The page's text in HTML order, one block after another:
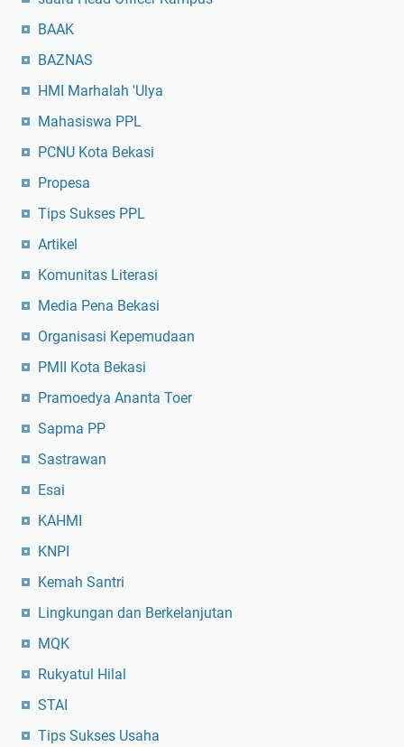
BAAK
BAZNAS
HMI Marhalah 'Ulya
Mahasiswa PPL
PCNU Kota Bekasi
Propesa
Tips Sukses PPL
Artikel
Komunitas Literasi
Media Pena Bekasi
Organisasi Kepemudaan
PMII Kota Bekasi
Pramoedya Ananta Toer
Sapma PP
Sastrawan
Esai
KAHMI
KNPI
Kemah Santri
Lingkungan dan Berkelanjutan
MQK
Rukyatul Hilal
STAI
Tips Sukses Usaha